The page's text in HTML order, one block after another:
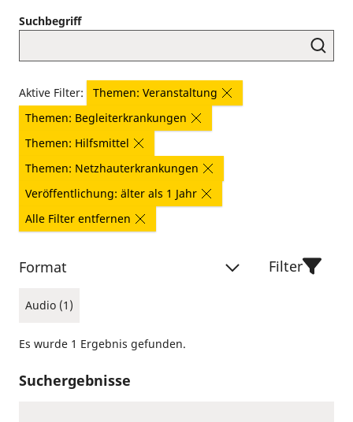
Suchbegriff
Aktive Filter:
Themen: Veranstaltung
Themen: Begleiterkrankungen
Themen: Hilfsmittel
Themen: Netzhauterkrankungen
Veröffentlichung: älter als 1 Jahr
Alle Filter entfernen
Format
Audio (1)
Filter
Es wurde 1 Ergebnis gefunden.
Suchergebnisse